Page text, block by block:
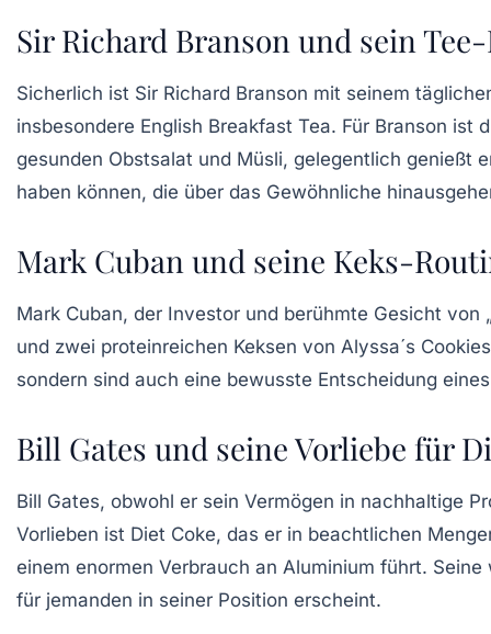
Sir Richard Branson und sein
Sicherlich ist Sir Richard Branson mit seinem
insbesondere English Breakfast Tea. Für Branson ist
gesunden Obstsalat und Müsli, gelegentlich genießt
haben können, die über das Gewöhnliche
Mark Cuban und seine Keks-
Mark Cuban, der Investor und berühmte Gesicht von
und zwei proteinreichen Keksen von Alyssa´s Cookies
sondern sind auch eine bewusste Entscheidung
Bill Gates und seine Vorliebe für
Bill Gates, obwohl er sein Vermögen in nachhaltige
Vorlieben ist Diet Coke, das er in beachtlichen
einem enormen Verbrauch an Aluminium führt.
für jemanden in seiner Position erscheint.